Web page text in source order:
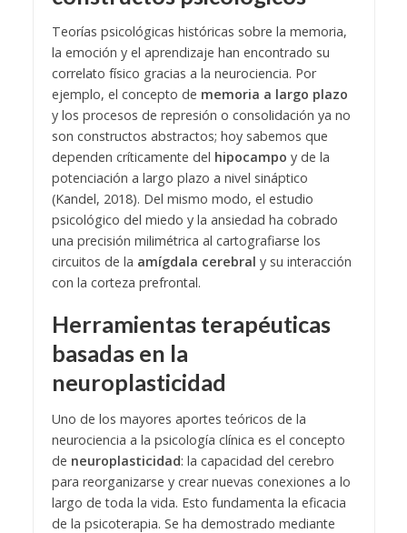
Teorías psicológicas históricas sobre la memoria,
la emoción y el aprendizaje han encontrado su
correlato físico gracias a la neurociencia. Por
ejemplo, el concepto de memoria a largo plazo
y los procesos de represión o consolidación ya no
son constructos abstractos; hoy sabemos que
dependen críticamente del hipocampo y de la
potenciación a largo plazo a nivel sináptico
(Kandel, 2018). Del mismo modo, el estudio
psicológico del miedo y la ansiedad ha cobrado
una precisión milimétrica al cartografiarse los
circuitos de la amígdala cerebral y su interacción
con la corteza prefrontal.
Herramientas terapéuticas
basadas en la
neuroplasticidad
Uno de los mayores aportes teóricos de la
neurociencia a la psicología clínica es el concepto
de neuroplasticidad: la capacidad del cerebro
para reorganizarse y crear nuevas conexiones a lo
largo de toda la vida. Esto fundamenta la eficacia
de la psicoterapia. Se ha demostrado mediante